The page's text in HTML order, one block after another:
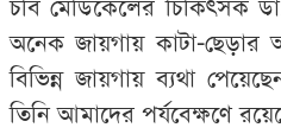
চবি মেডিকেলের চিকিৎসক
অনেক জায়গায় কাটা-ছেড়ার
বিভিন্ন জায়গায় ব্যথা
তিনি আমাদের পর্যবেক্ষণে